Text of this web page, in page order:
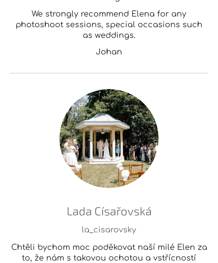
We strongly recommend Elena for any
photoshoot sessions, special occasions such
as weddings.
Johan
Lada Císařovská
la_cisarovsky
Chtěli bychom moc poděkovat naší milé Elen za
to, že nám s takovou ochotou a vstřícností